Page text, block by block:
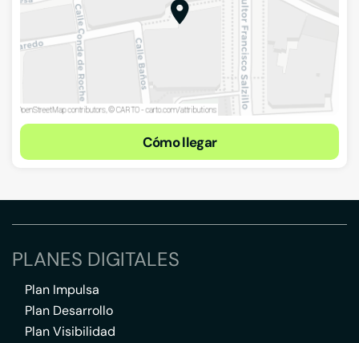
Cómo llegar
PLANES DIGITALES
Plan Impulsa
Plan Desarrollo
Plan Visibilidad